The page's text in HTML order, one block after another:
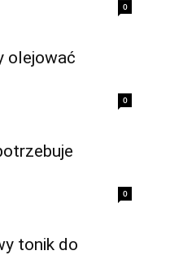
0
olejować
0
0
tonik do